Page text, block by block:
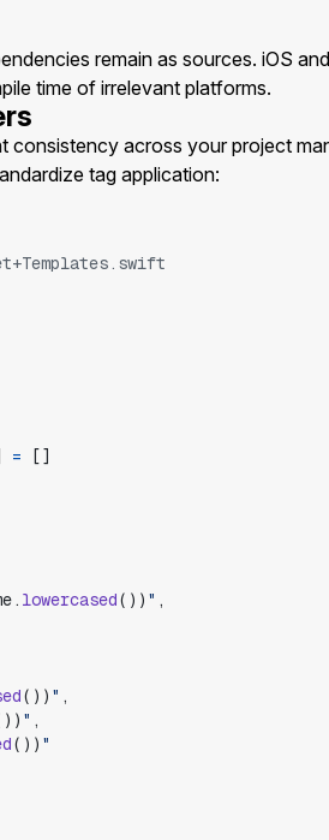
remain as sources. iOS
time of irrelevant platforms.
consistency across your project
tag application:
= []
. lowercased( ) ) " ,
( ) ) " ,
) ) " ,
( ) ) "